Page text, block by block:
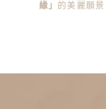
緣」
的美麗願景